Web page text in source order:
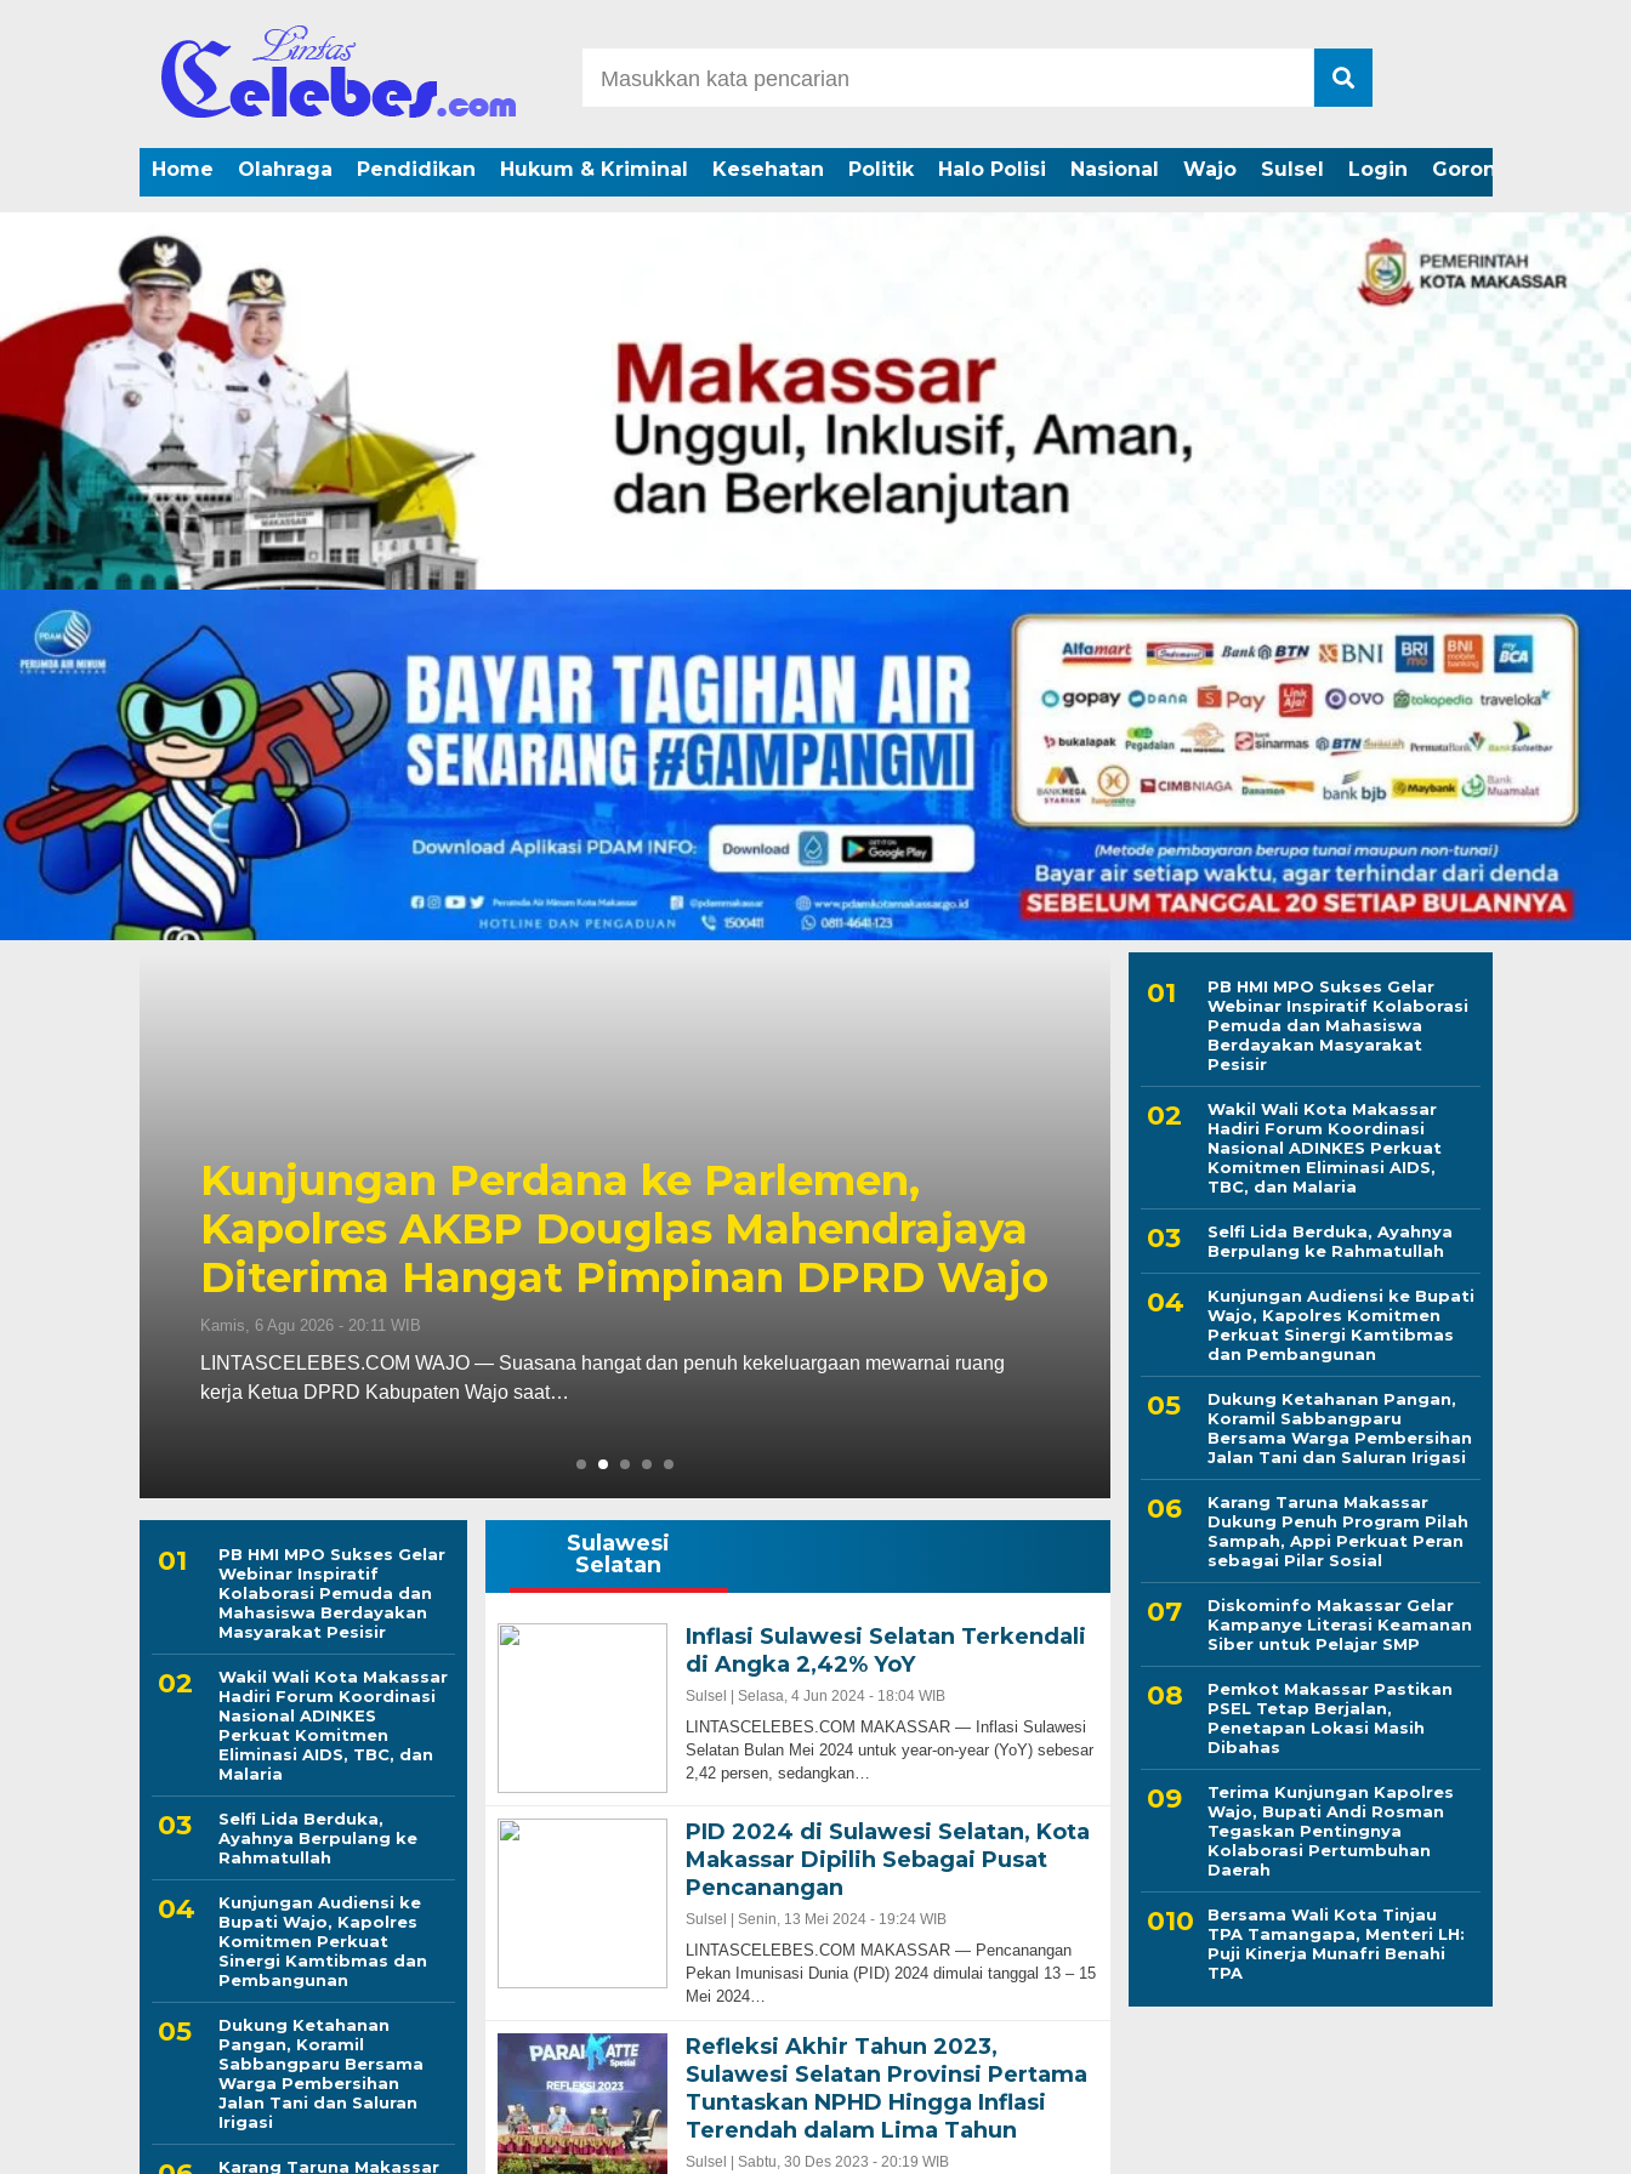
Home Olahraga Pendidikan Hukum & Kriminal Kesehatan Politik Halo Polisi Nasional Wajo Sulsel Login Gorontalo
AKBP Fantry Taherong Tekankan
Kebersihan dan Disiplin Demi
Kepuasan Publik
Kamis, 6 Agu 2026 - 19:39 WIB
LINTASCELEBES.COM MAKASSAR — Mengawali hari pertama pelaksanaan tugas sebagai
Kepala Bagian Pembinaan Karier (Kabagbinkar) Biro SDM…
Karang Taruna
Penuh Program
Perkuat Peran
Kamis, 6 Agu 2026 - 15:21 WIB
LINTASCELEBES.COM MAKASSAR — Pengurus
komitmennya menjadi mitra strategis Pemerintah
PB HMI MPO Sukses Gelar
Webinar Inspiratif
Kolaborasi Pemuda dan
Mahasiswa Berdayakan
Masyarakat Pesisir
Wakil Wali Kota Makassar
Hadiri Forum Koordinasi
Nasional ADINKES
Perkuat Komitmen
Eliminasi AIDS, TBC, dan
Malaria
Selfi Lida Berduka,
Ayahnya Berpulang ke
Rahmatullah
Kunjungan Audiensi ke
Bupati Wajo, Kapolres
Komitmen Perkuat
Sinergi Kamtibmas dan
Pembangunan
Dukung Ketahanan
Pangan, Koramil
Sabbangparu Bersama
Warga Pembersihan
Jalan Tani dan Saluran
Irigasi
Karang Taruna Makassar
Sulawesi
Selatan
Inflasi Sulawesi Selatan Terkendali
di Angka 2,42% YoY
Sulsel | Selasa, 4 Jun 2024 - 18:04 WIB
LINTASCELEBES.COM MAKASSAR — Inflasi Sulawesi
Selatan Bulan Mei 2024 untuk year-on-year (YoY) sebesar
2,42 persen, sedangkan…
PID 2024 di Sulawesi Selatan, Kota
Makassar Dipilih Sebagai Pusat
Pencanangan
Sulsel | Senin, 13 Mei 2024 - 19:24 WIB
LINTASCELEBES.COM MAKASSAR — Pencanangan
Pekan Imunisasi Dunia (PID) 2024 dimulai tanggal 13 – 15
Mei 2024…
Refleksi Akhir Tahun 2023,
Sulawesi Selatan Provinsi Pertama
Tuntaskan NPHD Hingga Inflasi
Terendah dalam Lima Tahun
Sulsel | Sabtu, 30 Des 2023 - 20:19 WIB
PB HMI MPO Sukses Gelar
Webinar Inspiratif Kolaborasi
Pemuda dan Mahasiswa
Berdayakan Masyarakat
Pesisir
Wakil Wali Kota Makassar
Hadiri Forum Koordinasi
Nasional ADINKES Perkuat
Komitmen Eliminasi AIDS,
TBC, dan Malaria
Selfi Lida Berduka, Ayahnya
Berpulang ke Rahmatullah
Kunjungan Audiensi ke Bupati
Wajo, Kapolres Komitmen
Perkuat Sinergi Kamtibmas
dan Pembangunan
Dukung Ketahanan Pangan,
Koramil Sabbangparu
Bersama Warga Pembersihan
Jalan Tani dan Saluran Irigasi
Karang Taruna Makassar
Dukung Penuh Program Pilah
Sampah, Appi Perkuat Peran
sebagai Pilar Sosial
Diskominfo Makassar Gelar
Kampanye Literasi Keamanan
Siber untuk Pelajar SMP
Pemkot Makassar Pastikan
PSEL Tetap Berjalan,
Penetapan Lokasi Masih
Dibahas
Terima Kunjungan Kapolres
Wajo, Bupati Andi Rosman
Tegaskan Pentingnya
Kolaborasi Pertumbuhan
Daerah
Bersama Wali Kota Tinjau
TPA Tamangapa, Menteri LH:
Puji Kinerja Munafri Benahi
TPA